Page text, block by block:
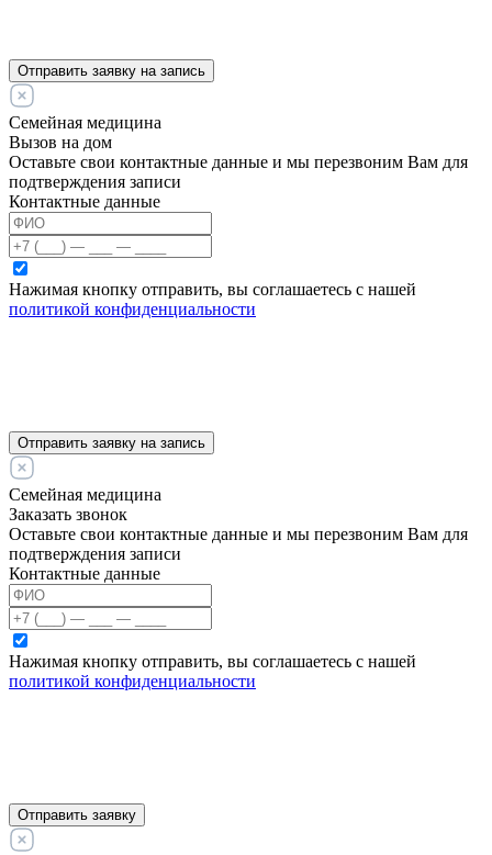
Отправить заявку на запись
Семейная медицина
Вызов на дом
Оставьте свои контактные данные и мы перезвоним Вам для
подтверждения записи
Контактные данные
Нажимая кнопку отправить, вы соглашаетесь с нашей
политикой конфиденциальности
Отправить заявку на запись
Семейная медицина
Заказать звонок
Оставьте свои контактные данные и мы перезвоним Вам для
подтверждения записи
Контактные данные
Нажимая кнопку отправить, вы соглашаетесь с нашей
политикой конфиденциальности
Отправить заявку